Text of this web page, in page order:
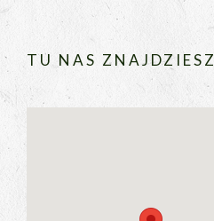
TU NAS ZNAJDZIESZ